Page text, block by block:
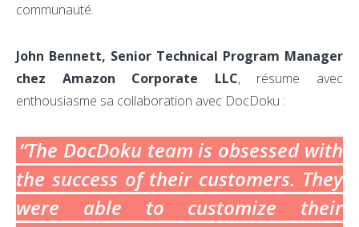
communauté.
John Bennett, Senior Technical Program Manager
chez Amazon Corporate LLC, résume avec
enthousiasme sa collaboration avec DocDoku :
“The DocDoku team is obsessed with
the success of their customers. They
were able to customize their